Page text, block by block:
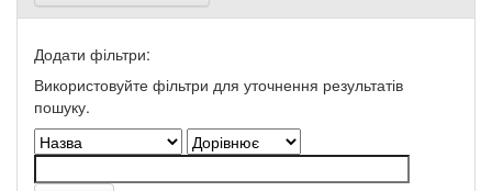
Додати фільтри:
Використовуйте фільтри для уточнення результатів
пошуку.